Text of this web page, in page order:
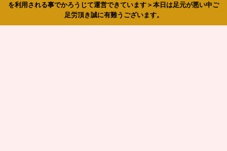
を利用される事でかろうじて運営できています＞本日は足元が悪い中ご
足労頂き誠に有難うございます。